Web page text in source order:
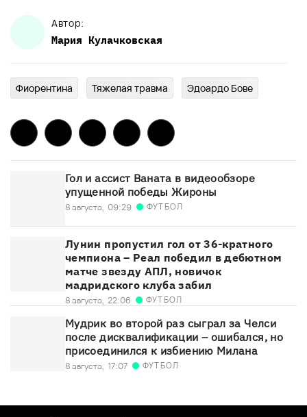
Автор:
Мария Кулачковская
Фиорентина Тяжелая травма Эдоардо Бове
Гол и ассист Ваната в видеообзоре
упущенной победы Жироны
8 августа, 09:29 ФУТБОЛ
Лунин пропустил гол от 36-кратного
чемпиона – Реал победил в дебютном
матче звезду АПЛ, новичок
мадридского клуба забил
8 августа, 22:06 ФУТБОЛ
Мудрик во второй раз сыграл за Челси
после дисквалификации – ошибался, но
присоединился к избиению Милана
8 августа, 17:07 ФУТБОЛ